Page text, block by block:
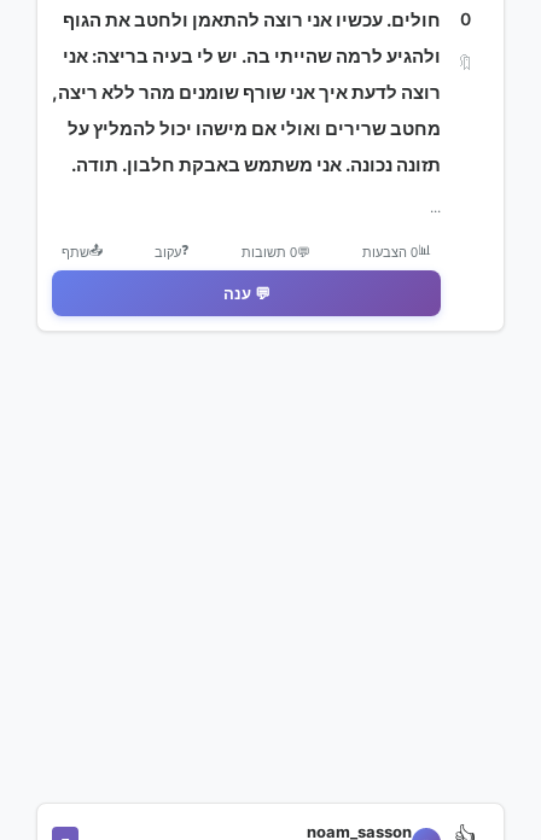
0
🔖
חולים. עכשיו אני רוצה להתאמן ולחטב את הגוף
ולהגיע לרמה שהייתי בה. יש לי בעיה בריצה: אני
רוצה לדעת איך אני שורף שומנים מהר ללא ריצה,
מחטב שרירים ואולי אם מישהו יכול להמליץ על
תזונה נכונה. אני משתמש באבקת חלבון. תודה.
...
📊0 הצבעות 💬0 תשובות ❓עקוב 📤שתף
💬 ענה
noam_sasson